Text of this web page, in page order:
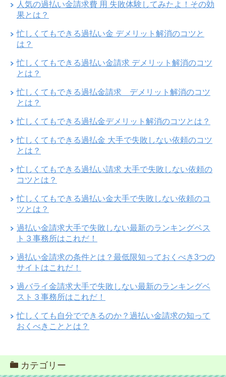
人気の過払い金請求費 用 失敗体験してみたよ！その効
果とは？
忙しくてもできる過払い金 デメリット解消のコツと
は？
忙しくてもできる過払い金請求 デメリット解消のコツ
とは？
忙しくてもできる過払金請求 デメリット解消のコツ
とは？
忙しくてもできる過払金デメリット解消のコツとは？
忙しくてもできる過払金 大手で失敗しない依頼のコツ
とは？
忙しくてもできる過払い請求 大手で失敗しない依頼の
コツとは？
忙しくてもできる過払い金大手で失敗しない依頼のコ
ツとは？
過払い金請求大手で失敗しない最新のランキングベス
ト３事務所はこれだ！
過払い金請求の条件とは？最低限知っておくべき3つの
サイトはこれだ！
過バライ金請求大手で失敗しない最新のランキングベ
スト３事務所はこれだ！
忙しくても自分でできるのか？過払い金請求の知って
おくべきこととは？
カテゴリー